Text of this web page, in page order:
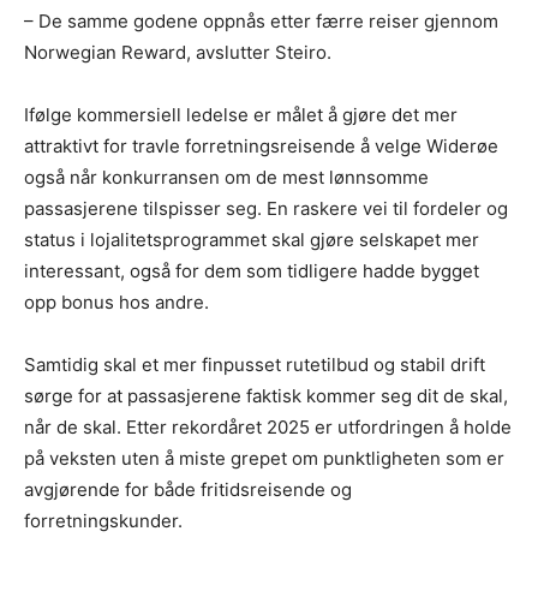
– De samme godene oppnås etter færre reiser gjennom
Norwegian Reward, avslutter Steiro.
Ifølge kommersiell ledelse er målet å gjøre det mer
attraktivt for travle forretningsreisende å velge Widerøe
også når konkurransen om de mest lønnsomme
passasjerene tilspisser seg. En raskere vei til fordeler og
status i lojalitetsprogrammet skal gjøre selskapet mer
interessant, også for dem som tidligere hadde bygget
opp bonus hos andre.
Samtidig skal et mer finpusset rutetilbud og stabil drift
sørge for at passasjerene faktisk kommer seg dit de skal,
når de skal. Etter rekordåret 2025 er utfordringen å holde
på veksten uten å miste grepet om punktligheten som er
avgjørende for både fritidsreisende og
forretningskunder.